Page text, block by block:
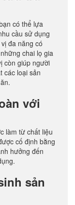
có thể lựa
cầu sử dụng
đa năng có
chai lọ gia
còn giúp người
các loại sản
với
làm từ chất liệu
cố định bằng
hưởng đến
sản